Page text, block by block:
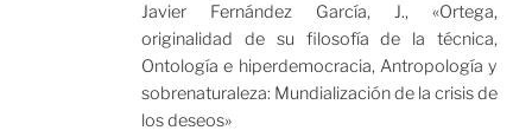
Javier Fernández García, J., «Ortega,
originalidad de su filosofía de la técnica,
Ontología e hiperdemocracia, Antropología y
sobrenaturaleza: Mundialización de la crisis de
los deseos»